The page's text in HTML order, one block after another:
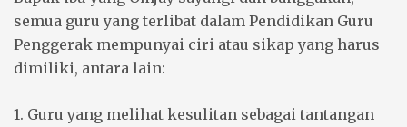
semua guru yang terlibat dalam Pendidikan Guru
Penggerak mempunyai ciri atau sikap yang harus
dimiliki, antara lain:
1. Guru yang melihat kesulitan sebagai tantangan